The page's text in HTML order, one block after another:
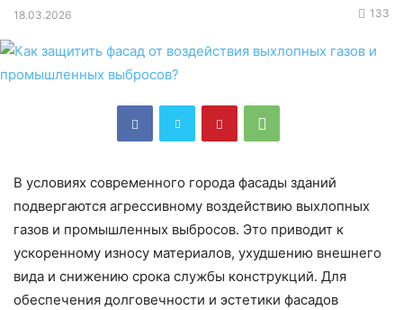
18.03.2026 133
В условиях современного города фасады зданий
подвергаются агрессивному воздействию выхлопных
газов и промышленных выбросов. Это приводит к
ускоренному износу материалов, ухудшению внешнего
вида и снижению срока службы конструкций. Для
обеспечения долговечности и эстетики фасадов